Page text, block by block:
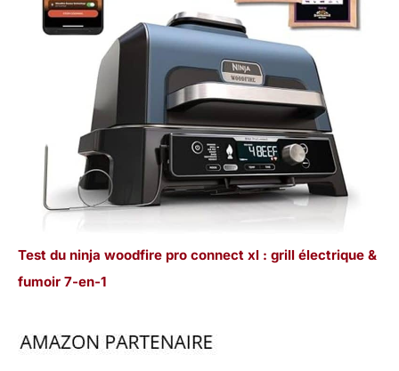
Test du ninja woodfire pro connect xl : grill électrique &
fumoir 7-en-1